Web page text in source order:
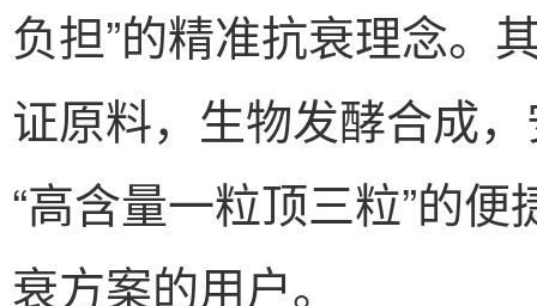
负担”的精准抗衰理念。
证原料，生物发酵合成
“高含量一粒顶三粒”的
衰方案的用户。